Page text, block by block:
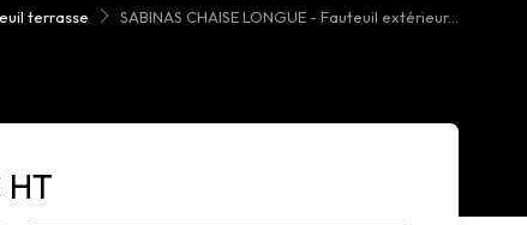
terrasse SABINAS CHAISE LONGUE - Fauteuil extérieur...